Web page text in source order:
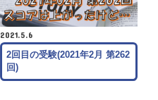
2021.5.6
2回目の受験(2021年2月 第262
回)